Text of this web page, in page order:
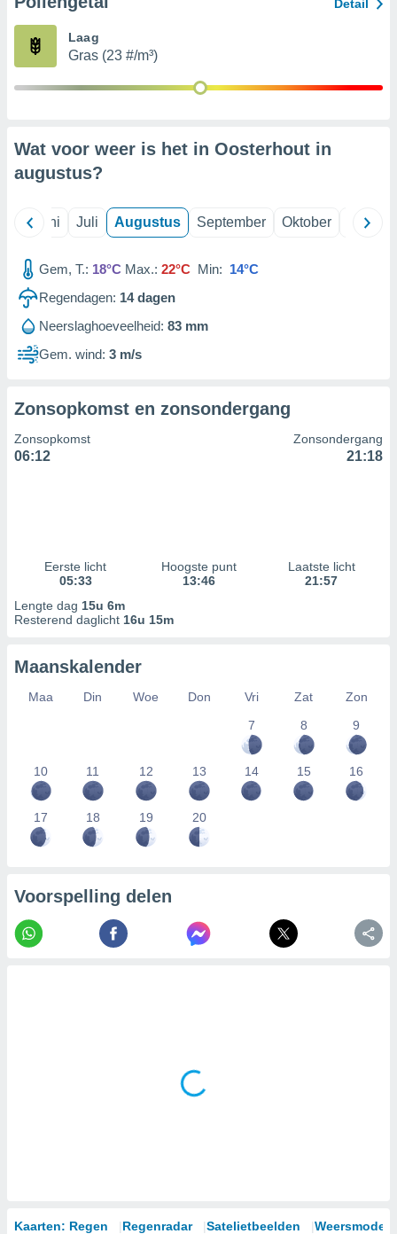
partners
Detail
Laag
Gras (23 #/m³)
Wat voor weer is het in Oosterhout in
augustus?
Juni Juli Augustus September Oktober
Gem, T.: 18°C Max.: 22°C Min: 14°C
Regendagen: 14dagen
Neerslaghoeveelheid: 83 mm
Gem. wind: 3 m/s
Zonsopkomst en zonsondergang
Zonsopkomst
06:12
Zonsondergang
21:18
Eerste licht
05:33
Hoogste punt
13:46
Laatste licht
21:57
Lengte dag 15u 6m
Resterend daglicht 16u 15m
Maanskalender
Maa Din Woe Don Vri Zat
Zon
7
8 9
10 11 12 13 14 15 16
17 18 19 20
Voorspelling delen
Kaarten: Regen Regenradar Satelietbeelden